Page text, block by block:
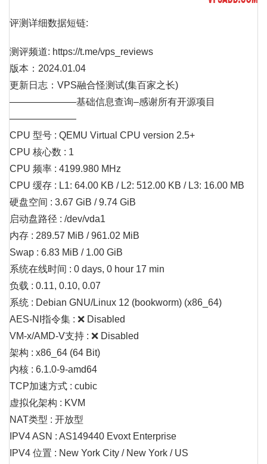
评测详细数据短链:
测评频道: https://t.me/vps_reviews
版本：2024.01.04
更新日志：VPS融合怪测试(集百家之长)
———————基础信息查询–感谢所有开源项目
———————
CPU 型号 : QEMU Virtual CPU version 2.5+
CPU 核心数 : 1
CPU 频率 : 4199.980 MHz
CPU 缓存 : L1: 64.00 KB / L2: 512.00 KB / L3: 16.00 MB
硬盘空间 : 3.67 GiB / 9.74 GiB
启动盘路径 : /dev/vda1
内存 : 289.57 MiB / 961.02 MiB
Swap : 6.83 MiB / 1.00 GiB
系统在线时间 : 0 days, 0 hour 17 min
负载 : 0.11, 0.10, 0.07
系统 : Debian GNU/Linux 12 (bookworm) (x86_64)
AES-NI指令集 : ❌ Disabled
VM-x/AMD-V支持 : ❌ Disabled
架构 : x86_64 (64 Bit)
内核 : 6.1.0-9-amd64
TCP加速方式 : cubic
虚拟化架构 : KVM
NAT类型 : 开放型
IPV4 ASN : AS149440 Evoxt Enterprise
IPV4 位置 : New York City / New York / US